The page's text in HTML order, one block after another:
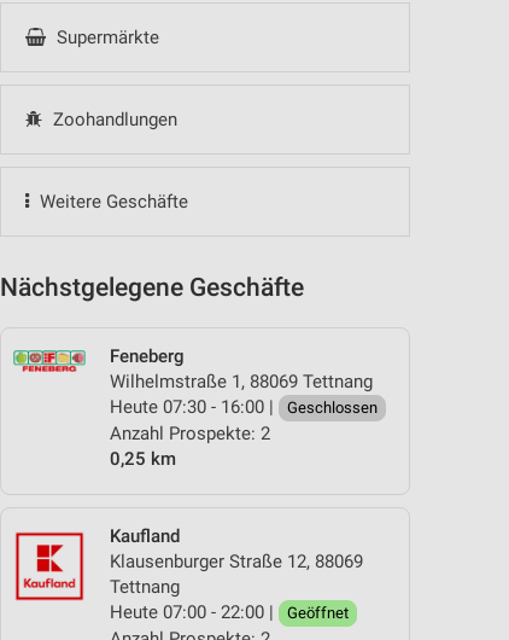
Supermärkte
Zoohandlungen
Weitere Geschäfte
Nächstgelegene Geschäfte
Feneberg
Wilhelmstraße 1, 88069 Tettnang
Heute 07:30 - 16:00 |
Geschlossen
Anzahl Prospekte: 2
0,25 km
Kaufland
Klausenburger Straße 12, 88069
Tettnang
Heute 07:00 - 22:00 |
Geöffnet